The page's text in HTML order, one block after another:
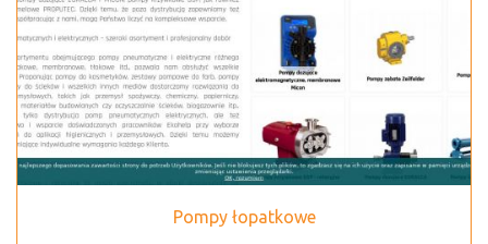
Pompy łopatkowe